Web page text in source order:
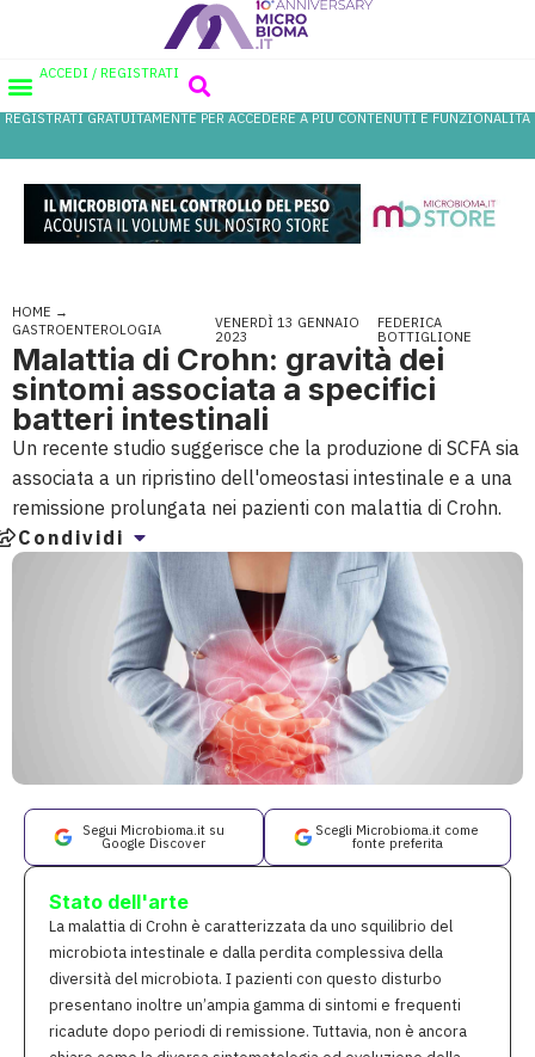
ACCEDI / REGISTRATI
REGISTRATI GRATUITAMENTE PER ACCEDERE A PIÙ CONTENUTI E FUNZIONALITÀ
HOME →
GASTROENTEROLOGIA
VENERDÌ 13 GENNAIO
2023
FEDERICA
BOTTIGLIONE
Malattia di Crohn: gravità dei
sintomi associata a specifici
batteri intestinali
Un recente studio suggerisce che la produzione di SCFA sia
associata a un ripristino dell'omeostasi intestinale e a una
remissione prolungata nei pazienti con malattia di Crohn.
Condividi
Segui Microbioma.it su
Google Discover
Scegli Microbioma.it come
fonte preferita
Stato dell'arte
La malattia di Crohn è caratterizzata da uno squilibrio del
microbiota intestinale e dalla perdita complessiva della
diversità del microbiota. I pazienti con questo disturbo
presentano inoltre un’ampia gamma di sintomi e frequenti
ricadute dopo periodi di remissione. Tuttavia, non è ancora